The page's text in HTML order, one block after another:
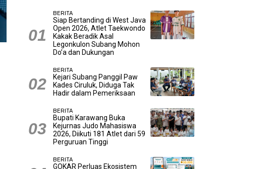
BERITA
Siap Bertanding di West Java
Open 2026, Atlet Taekwondo
Kakak Beradik Asal
Legonkulon Subang Mohon
Do’a dan Dukungan
BERITA
Kejari Subang Panggil Paw
Kades Ciruluk, Diduga Tak
Hadir dalam Pemeriksaan
BERITA
Bupati Karawang Buka
Kejurnas Judo Mahasiswa
2026, Diikuti 181 Atlet dari 59
Perguruan Tinggi
BERITA
GOKAR Perluas Ekosistem